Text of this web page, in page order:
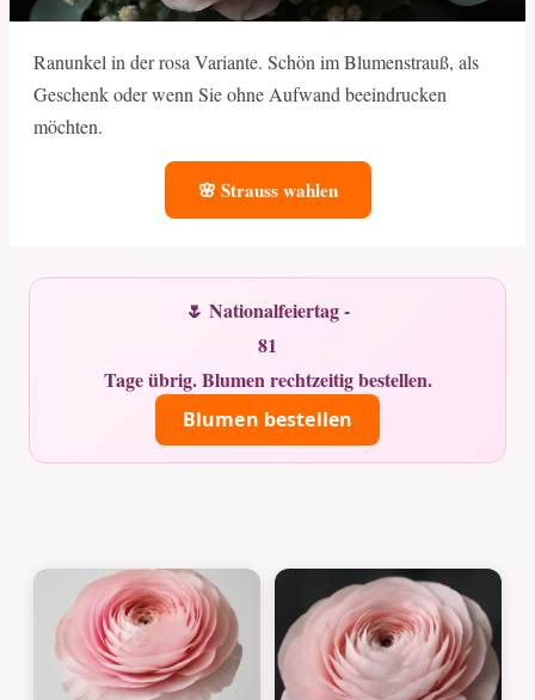
Ranunkel in der rosa Variante. Schön im Blumenstrauß, als
Geschenk oder wenn Sie ohne Aufwand beeindrucken
möchten.
🌸 Strauss wahlen
🌷 Nationalfeiertag -
81
Tage übrig. Blumen rechtzeitig bestellen.
Blumen bestellen